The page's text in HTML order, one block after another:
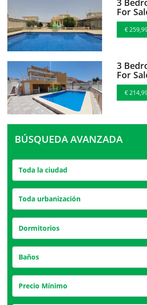
For
€
3
For
€
BÚSQUEDA AVANZADA
Toda la ciudad
Toda urbanización
Dormitorios
Baños